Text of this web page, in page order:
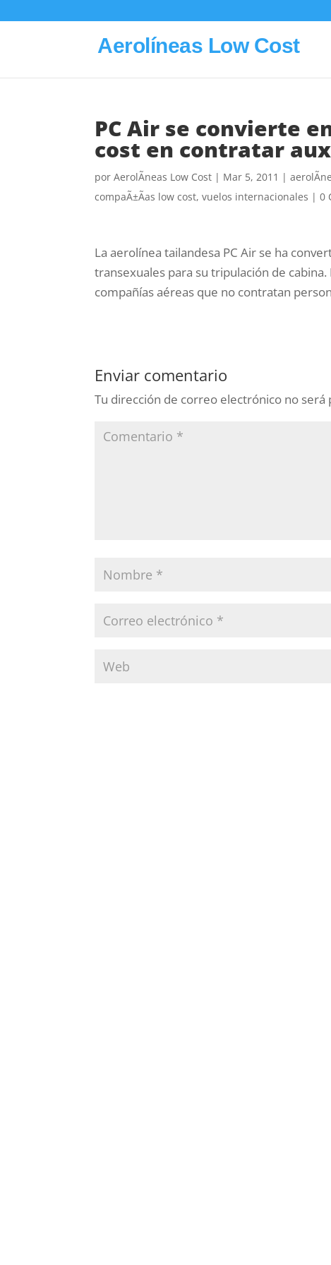
Aerolíneas Low Cost
PC Air se convierte
cost en contratar
porAerolÃ­neas Low Cost | Mar 5, 2011 |
compaÃ±Ã­as low cost,vuelos internacionales |0
La aerolínea tailandesa PC Air se ha
transexuales para su tripulación de
compañías aéreas que no contratan
Enviar comentario
Tu dirección de correo electrónico no será